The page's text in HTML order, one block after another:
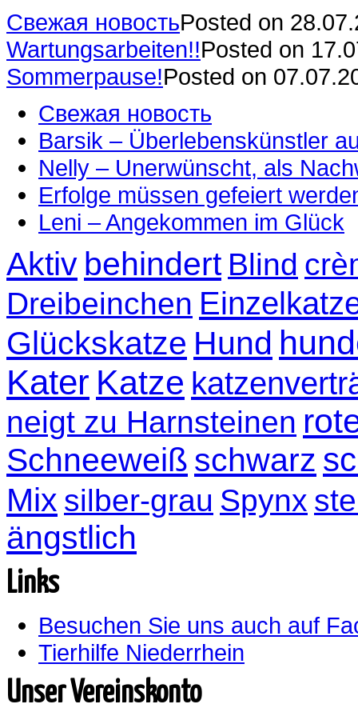
Свежая новостьPosted on
Wartungsarbeiten!!Posted on
Sommerpause!Posted on
Свежая новость
Barsik – Überlebenskünstler
Nelly – Unerwünscht, als
Erfolge müssen gefeiert
Leni – Angekommen im Glück
Aktiv behindert Blind
Dreibeinchen
Glückskatze Hund
Kater Katze
neigt zu Harnsteinen
Schneeweiß schwarz
Mix silber-grau Spynx
ängstlich
Links
Besuchen Sie uns auch auf
Tierhilfe Niederrhein
Unser Vereinskonto